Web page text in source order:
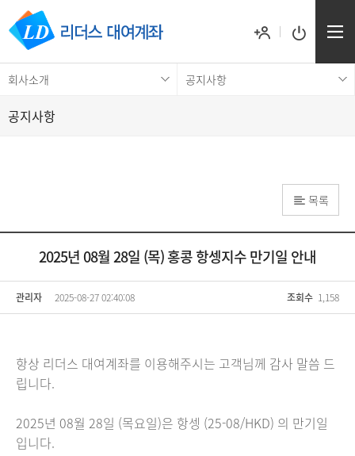
회사소개 공지사항
공지사항
목록
2025년 08월 28일 (목) 홍콩 항셍지수 만기일 안내
관리자 2025-08-27 02:40:08 조회수 1,158
항상 리더스 대여계좌를 이용해주시는 고객님께 감사 말씀 드
립니다. ​
2025년 08월 28일 (목요일)은 항셍 (25-08/HKD) 의 만기일
입니다.